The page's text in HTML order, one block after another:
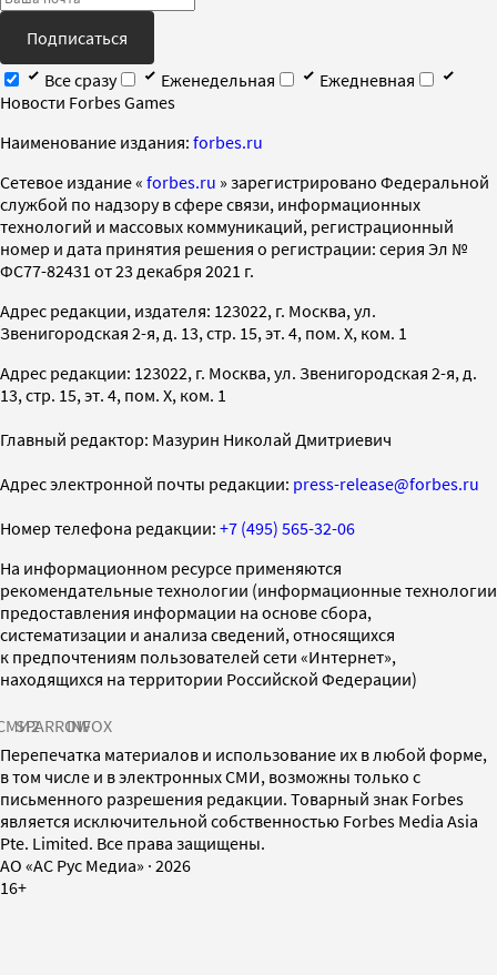
Подписаться
Все сразу
Еженедельная
Ежедневная
Новости Forbes Games
Наименование издания: forbes.ru
Cетевое издание « forbes.ru » зарегистрировано Федеральной
службой по надзору в сфере связи, информационных
технологий и массовых коммуникаций, регистрационный
номер и дата принятия решения о регистрации: серия Эл №
ФС77-82431 от 23 декабря 2021 г.
Адрес редакции, издателя: 123022, г. Москва, ул.
Звенигородская 2-я, д. 13, стр. 15, эт. 4, пом. X, ком. 1
Адрес редакции: 123022, г. Москва, ул. Звенигородская 2-я, д.
13, стр. 15, эт. 4, пом. X, ком. 1
Главный редактор: Мазурин Николай Дмитриевич
Адрес электронной почты редакции: press-release@forbes.ru
Номер телефона редакции: +7 (495) 565-32-06
На информационном ресурсе применяются
рекомендательные технологии (информационные технологии
предоставления информации на основе сбора,
систематизации и анализа сведений, относящихся
к предпочтениям пользователей сети «Интернет»,
находящихся на территории Российской Федерации)
SPARROWINFOX
Перепечатка материалов и использование их в любой форме,
в том числе и в электронных СМИ, возможны только с
письменного разрешения редакции. Товарный знак Forbes
является исключительной собственностью Forbes Media Asia
Pte. Limited. Все права защищены.
AO «АС Рус Медиа» · 2026
16+